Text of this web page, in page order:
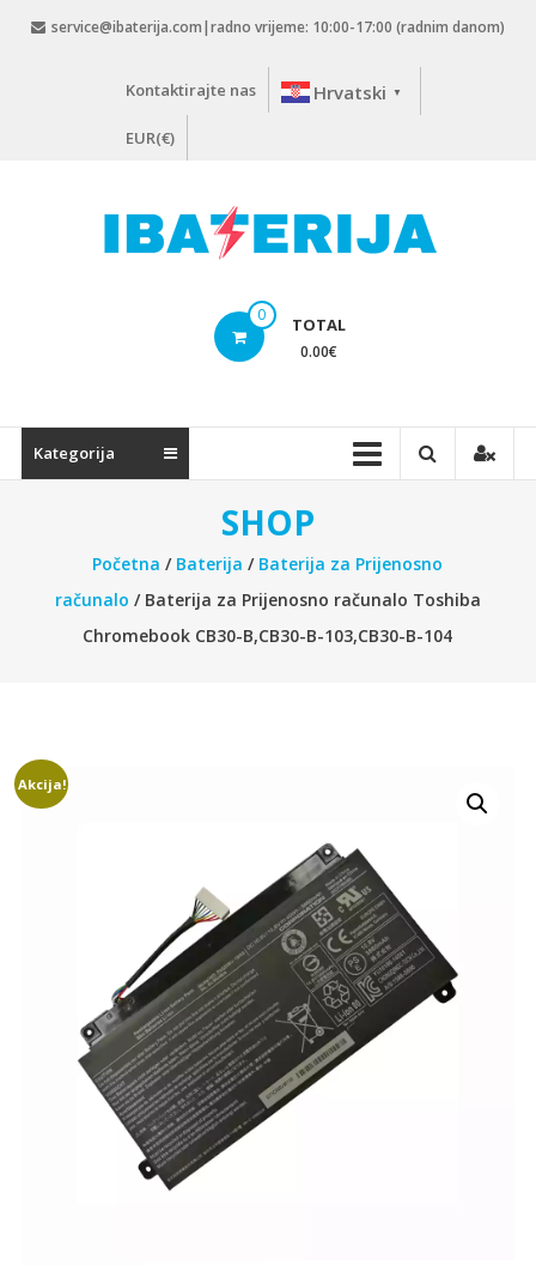
service@ibaterija.com|radno vrijeme: 10:00-17:00 (radnim danom)
Kontaktirajte nas Hrvatski ▼
EUR(€)
0 TOTAL
0.00€
Kategorija
SHOP
Početna / Baterija / Baterija za Prijenosno
računalo / Baterija za Prijenosno računalo Toshiba
Chromebook CB30-B,CB30-B-103,CB30-B-104
Akcija!